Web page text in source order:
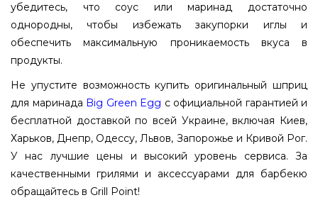
убедитесь, что соус или маринад достаточно
однородны, чтобы избежать закупорки иглы и
обеспечить максимальную проникаемость вкуса в
продукты.
Не упустите возможность купить оригинальный шприц
для маринада Big Green Egg с официальной гарантией и
бесплатной доставкой по всей Украине, включая Киев,
Харьков, Днепр, Одессу, Львов, Запорожье и Кривой Рог.
У нас лучшие цены и высокий уровень сервиса. За
качественными грилями и аксессуарами для барбекю
обращайтесь в Grill Point!